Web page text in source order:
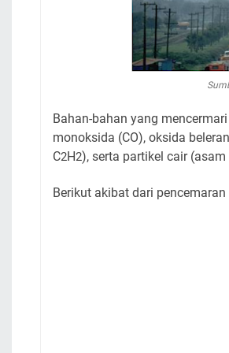
Bahan-bahan yang
monoksida (CO), oksida
C2H2), serta partikel cair
Berikut akibat dari